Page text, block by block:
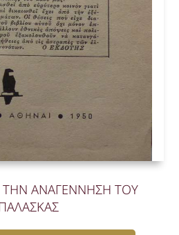
ΤΗΝ ΑΝΑΓΕΝΝΗΣΗ ΤΟΥ